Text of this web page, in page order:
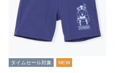
タイムセール対象 NEW